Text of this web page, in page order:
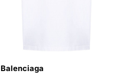
Balenciaga